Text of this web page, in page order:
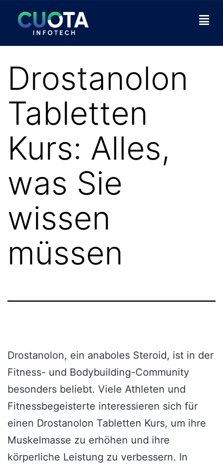
Drostanolon
Tabletten
Kurs: Alles,
was Sie
wissen
müssen
Drostanolon, ein anaboles Steroid, ist in der
Fitness- und Bodybuilding-Community
besonders beliebt. Viele Athleten und
Fitnessbegeisterte interessieren sich für
einen Drostanolon Tabletten Kurs, um ihre
Muskelmasse zu erhöhen und ihre
körperliche Leistung zu verbessern. In